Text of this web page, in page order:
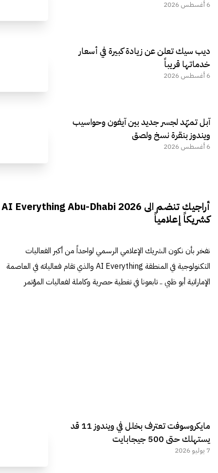
6 أغسطس 2026
ديب سيك تعلن عن زيادة كبيرة في أسعار
خدماتها قريباً
6 أغسطس 2026
آبل تمهّد لجسر جديد بين آيفون وحواسيب
ويندوز بنقرة نسخ ولصق
6 أغسطس 2026
أراجيك تنضم الى AI Everything Abu-Dhabi 2026
كشريكاً إعلامياً
نفخر بأن نكون الشريك الإعلامي الرسمي لواحداً من أكبر الفعاليات
التكنولوجية في المنطقة AI Everything والذي تقام فعالياته في العاصمة
الإماراتية أبو ظبي .. تابعونا في تغطية حصرية وكاملة لفعاليات المؤتمر
مايكروسوفت تعترف بخلل في ويندوز 11 قد
يستهلك حتى 500 جيجابايت
7 يوليو 2026